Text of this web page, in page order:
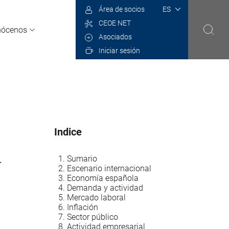
Select
Área de socios
CEOE NET
Asociados
Iniciar sesión
Indice
Sumario
Escenario internacional
Economía española
Demanda y actividad
Mercado laboral
Inflación
Sector público
Actividad empresarial